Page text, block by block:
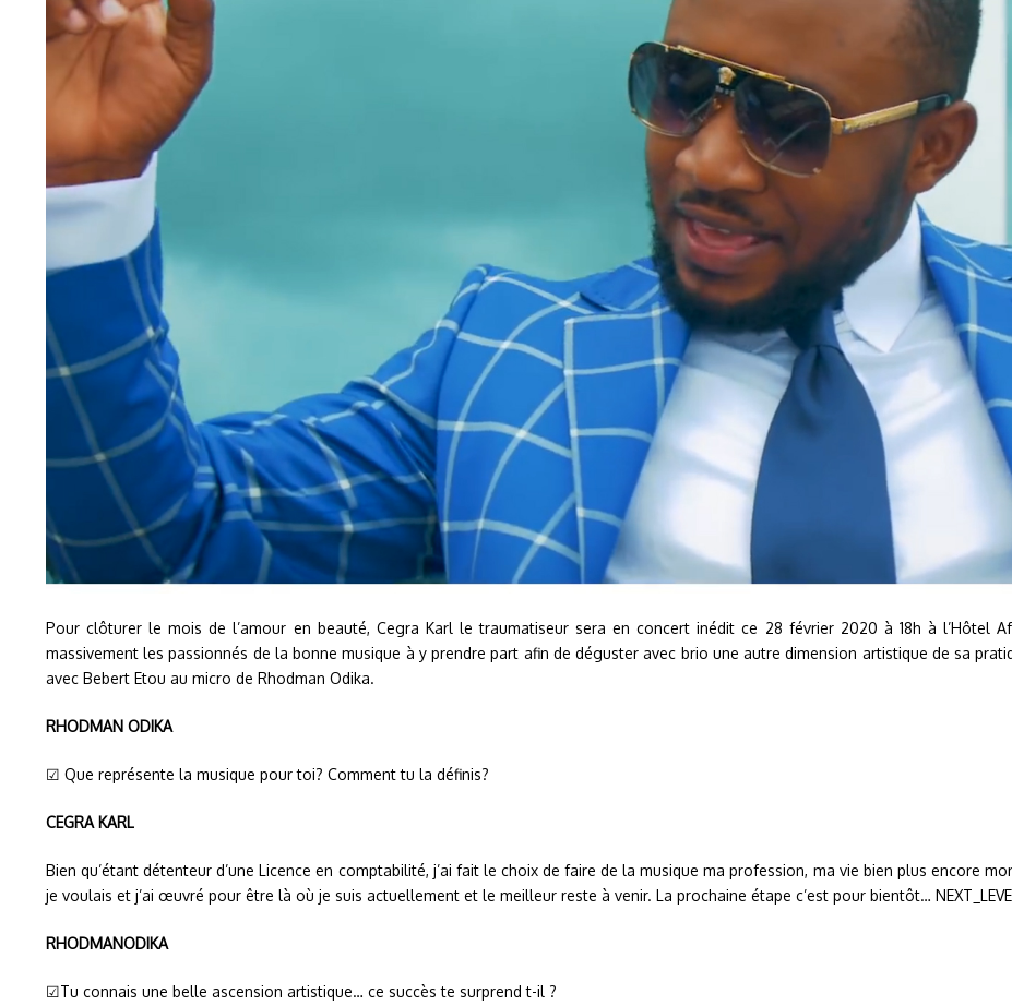
Pour clôturer le mois de l’amour en beauté, Cegra Karl le traumatiseur sera en concert inédit ce 28 février 2020 à 18h à l’Hôtel
massivement les passionnés de la bonne musique à y prendre part afin de déguster avec brio une autre dimension artistique de sa
avec Bebert Etou au micro de Rhodman Odika.
RHODMAN ODIKA
☑ Que représente la musique pour toi? Comment tu la définis?
CEGRA KARL
Bien qu’étant détenteur d’une Licence en comptabilité, j’ai fait le choix de faire de la musique ma profession, ma vie bien plus encore
je voulais et j’ai œuvré pour être là où je suis actuellement et le meilleur reste à venir. La prochaine étape c’est pour bientôt…
RHODMANODIKA
☑Tu connais une belle ascension artistique… ce succès te surprend t-il ?